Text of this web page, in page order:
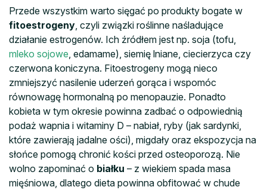
Przede wszystkim warto sięgać po produkty bogate w
fitoestrogeny , czyli związki roślinne naśladujące
działanie estrogenów. Ich źródłem jest np. soja (tofu,
mleko sojowe , edamame), siemię lniane, ciecierzyca czy
czerwona koniczyna. Fitoestrogeny mogą nieco
zmniejszyć nasilenie uderzeń gorąca i wspomóc
równowagę hormonalną po menopauzie. Ponadto
kobieta w tym okresie powinna zadbać o odpowiednią
podaż wapnia i witaminy D – nabiał, ryby (jak sardynki,
które zawierają jadalne ości), migdały oraz ekspozycja na
słońce pomogą chronić kości przed osteoporozą. Nie
wolno zapominać o białku – z wiekiem spada masa
mięśniowa, dlatego dieta powinna obfitować w chude